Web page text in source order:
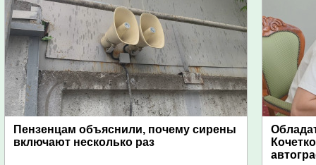
Пензенцам объяснили, почему сирены
включают несколько раз